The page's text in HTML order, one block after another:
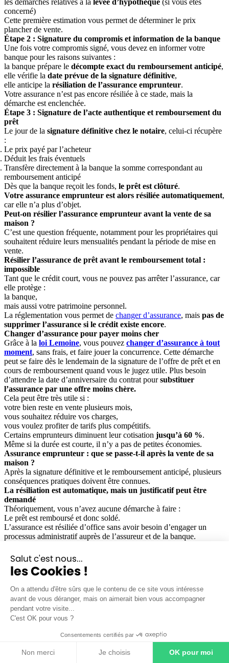
concerné)
Cette première estimation vous permet de déterminer le prix
plancher de vente.
Étape 2 : Signature du compromis et information de la banque
Une fois votre compromis signé, vous devez en informer votre
banque pour les raisons suivantes :
la banque prépare le décompte exact du remboursement anticipé,
elle vérifie la date prévue de la signature définitive,
elle anticipe la résiliation de l’assurance emprunteur.
Votre assurance n’est pas encore résiliée à ce stade, mais la
démarche est enclenchée.
Étape 3 : Signature de l’acte authentique et remboursement du
prêt
Le jour de la signature définitive chez le notaire, celui-ci récupère
:
Le prix payé par l’acheteur
Déduit les frais éventuels
Transfère directement à la banque la somme correspondant au
remboursement anticipé
Dès que la banque reçoit les fonds, le prêt est clôturé.
Votre assurance emprunteur est alors résiliée automatiquement,
car elle n’a plus d’objet.
Peut-on résilier l’assurance emprunteur avant la vente de sa
maison ?
C’est une question fréquente, notamment pour les propriétaires qui
souhaitent réduire leurs mensualités pendant la période de mise en
vente.
Résilier l’assurance de prêt avant le remboursement total :
impossible
Tant que le crédit court, vous ne pouvez pas arrêter l’assurance, car
elle protège :
la banque,
mais aussi votre patrimoine personnel.
La réglementation vous permet de changer d’assurance, mais pas de
supprimer l’assurance si le crédit existe encore.
Changer d’assurance pour payer moins cher
Grâce à la loi Lemoine, vous pouvez changer d’assurance à tout
moment, sans frais, et faire jouer la concurrence. Cette démarche
peut se faire dès le lendemain de la signature de l’offre de prêt et en
cours de remboursement quand vous le jugez utile. Plus besoin
d’attendre la date d’anniversaire du contrat poursubstituer
l’assurance par une offre moins chère.
Cela peut être très utile si :
votre bien reste en vente plusieurs mois,
vous souhaitez réduire vos charges,
vous voulez profiter de tarifs plus compétitifs.
Certains emprunteurs diminuent leur cotisation jusqu’à 60 %.
Même si la durée est courte, il n’y a pas de petites économies.
Assurance emprunteur : que se passe-t-il après la vente de sa
maison ?
Après la signature définitive et le remboursement anticipé, plusieurs
conséquences pratiques doivent être connues.
La résiliation est automatique, mais un justificatif peut être
demandé
Théoriquement, vous n’avez aucune démarche à faire :
Le prêt est remboursé et donc soldé.
L’assurance est résiliée d’office sans avoir besoin d’engager un
processus administratif auprès de l’assureur et de la banque.
uneattestation de remboursement anticipé
ou lanotification de clôture du prêt.
Conservez bien tous les documents remis par le notaire et la banque.
Il arrive parfois qu’un prélèvement soit effectué après la date de
résiliation .
Vous pouvez alors demander :
un remboursement total
une actualisation de votre dossierauprès de l’assureur.
Vente de sa maison et nouvel achat immobilier : comment ça
Salut c'est nous...
les Cookies !
On a attendu d'être sûrs que le contenu de ce site vous intéresse
avant de vous déranger, mais on aimerait bien vous accompagner
pendant votre visite...
C'est OK pour vous ?
Consentements certifiés par
Non merci Je choisis OK pour moi